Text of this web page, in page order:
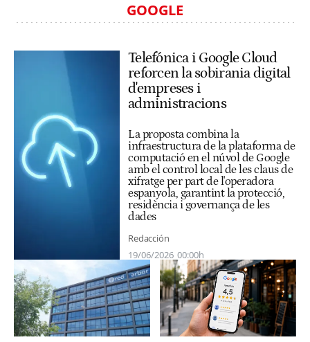
GOOGLE
Telefónica i Google Cloud
reforcen la sobirania digital
d'empreses i
administracions
La proposta combina la
infraestructura de la plataforma de
computació en el núvol de Google
amb el control local de les claus de
xifratge per part de l'operadora
espanyola, garantint la protecció,
residència i governança de les
dades
Redacción
19/06/2026 00:00h